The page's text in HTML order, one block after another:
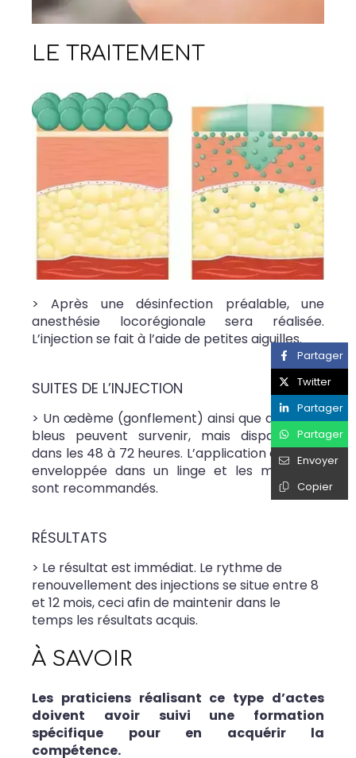
LE TRAITEMENT
> Après une désinfection préalable, une
anesthésie locorégionale sera réalisée.
L’injection se fait à l’aide de petites aiguilles.
SUITES DE L’INJECTION
> Un œdème (gonflement) ainsi que de légers
bleus peuvent survenir, mais disparaissent
dans les 48 à 72 heures. L’application de glace
enveloppée dans un linge et les massages
sont recommandés.
RÉSULTATS
> Le résultat est immédiat. Le rythme de
renouvellement des injections se situe entre 8
et 12 mois, ceci afin de maintenir dans le
temps les résultats acquis.
À SAVOIR
Les praticiens réalisant ce type d’actes
doivent avoir suivi une formation
spécifique pour en acquérir la
compétence.
Partager
Twitter
Partager
Partager
Envoyer
Copier